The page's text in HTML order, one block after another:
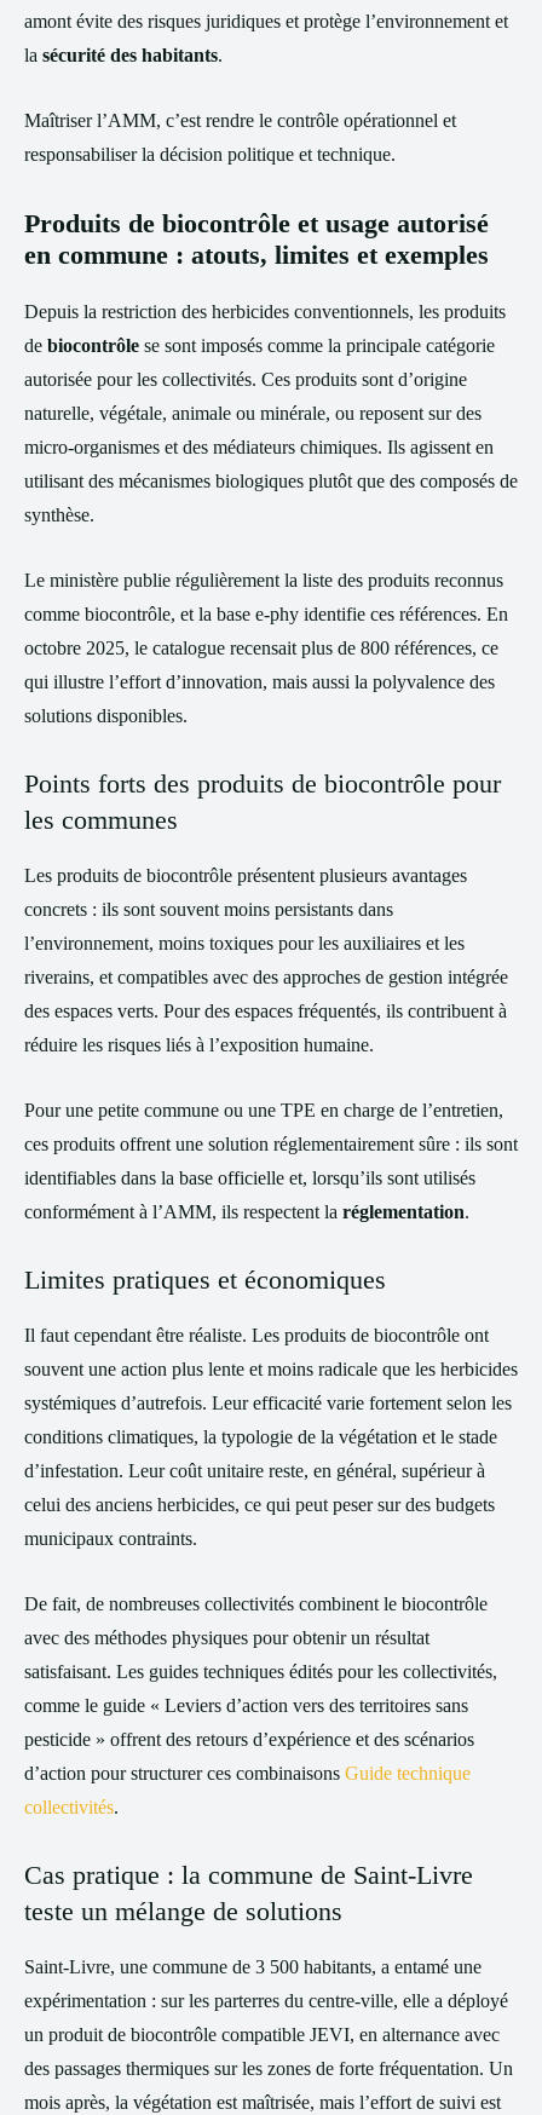
amont évite des risques juridiques et protège l’environnement et
la sécurité des habitants.
Maîtriser l’AMM, c’est rendre le contrôle opérationnel et
responsabiliser la décision politique et technique.
Produits de biocontrôle et usage autorisé
en commune : atouts, limites et exemples
Depuis la restriction des herbicides conventionnels, les produits
de biocontrôle se sont imposés comme la principale catégorie
autorisée pour les collectivités. Ces produits sont d’origine
naturelle, végétale, animale ou minérale, ou reposent sur des
micro-organismes et des médiateurs chimiques. Ils agissent en
utilisant des mécanismes biologiques plutôt que des composés de
synthèse.
Le ministère publie régulièrement la liste des produits reconnus
comme biocontrôle, et la base e-phy identifie ces références. En
octobre 2025, le catalogue recensait plus de 800 références, ce
qui illustre l’effort d’innovation, mais aussi la polyvalence des
solutions disponibles.
Points forts des produits de biocontrôle pour
les communes
Les produits de biocontrôle présentent plusieurs avantages
concrets : ils sont souvent moins persistants dans
l’environnement, moins toxiques pour les auxiliaires et les
riverains, et compatibles avec des approches de gestion intégrée
des espaces verts. Pour des espaces fréquentés, ils contribuent à
réduire les risques liés à l’exposition humaine.
Pour une petite commune ou une TPE en charge de l’entretien,
ces produits offrent une solution réglementairement sûre : ils sont
identifiables dans la base officielle et, lorsqu’ils sont utilisés
conformément à l’AMM, ils respectent la réglementation.
Limites pratiques et économiques
Il faut cependant être réaliste. Les produits de biocontrôle ont
souvent une action plus lente et moins radicale que les herbicides
systémiques d’autrefois. Leur efficacité varie fortement selon les
conditions climatiques, la typologie de la végétation et le stade
d’infestation. Leur coût unitaire reste, en général, supérieur à
celui des anciens herbicides, ce qui peut peser sur des budgets
municipaux contraints.
De fait, de nombreuses collectivités combinent le biocontrôle
avec des méthodes physiques pour obtenir un résultat
satisfaisant. Les guides techniques édités pour les collectivités,
comme le guide « Leviers d’action vers des territoires sans
pesticide » offrent des retours d’expérience et des scénarios
d’action pour structurer ces combinaisons Guide technique
collectivités.
Cas pratique : la commune de Saint-Livre
teste un mélange de solutions
Saint-Livre, une commune de 3 500 habitants, a entamé une
expérimentation : sur les parterres du centre-ville, elle a déployé
un produit de biocontrôle compatible JEVI, en alternance avec
des passages thermiques sur les zones de forte fréquentation. Un
mois après, la végétation est maîtrisée, mais l’effort de suivi est